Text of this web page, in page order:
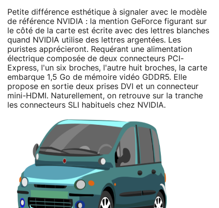
Petite différence esthétique à signaler avec le modèle
de référence NVIDIA : la mention GeForce figurant sur
le côté de la carte est écrite avec des lettres blanches
quand NVIDIA utilise des lettres argentées. Les
puristes apprécieront. Requérant une alimentation
électrique composée de deux connecteurs PCI-
Express, l'un six broches, l'autre huit broches, la carte
embarque 1,5 Go de mémoire vidéo GDDR5. Elle
propose en sortie deux prises DVI et un connecteur
mini-HDMI. Naturellement, on retrouve sur la tranche
les connecteurs SLI habituels chez NVIDIA.